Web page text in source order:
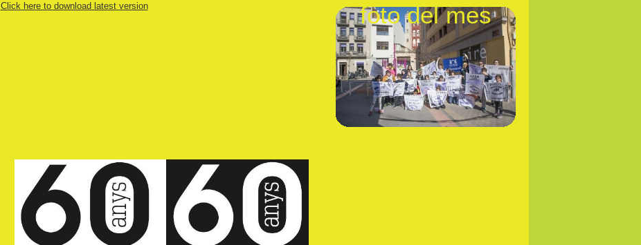
Click here to download latest version foto del mes